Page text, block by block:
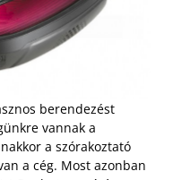
berendezést
vannak a
a szórakoztató
a cég. Most azonban